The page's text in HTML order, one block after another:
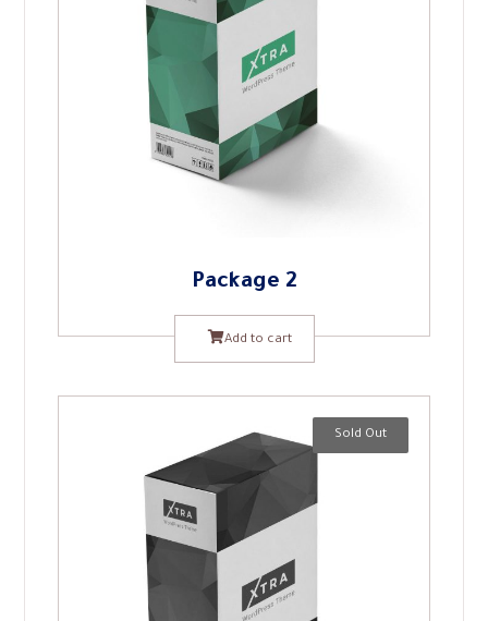
Package 2
Add to cart
Sold Out